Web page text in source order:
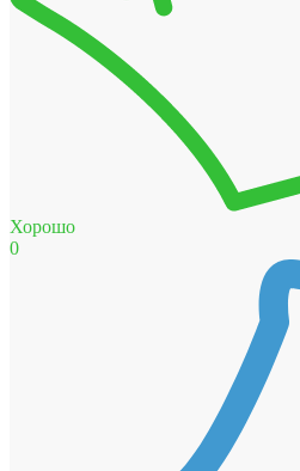
Хорошо
0